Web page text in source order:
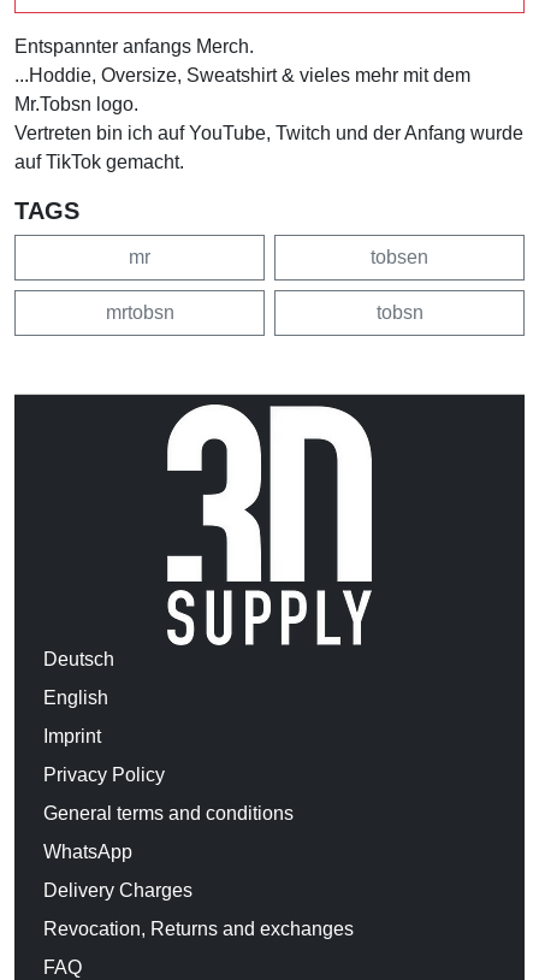
Entspannter anfangs Merch.
...Hoddie, Oversize, Sweatshirt & vieles mehr mit dem
Mr.Tobsn logo.
Vertreten bin ich auf YouTube, Twitch und der Anfang wurde
auf TikTok gemacht.
TAGS
mr tobsen
mrtobsn tobsn
Deutsch
English
Imprint
Privacy Policy
General terms and conditions
WhatsApp
Delivery Charges
Revocation, Returns and exchanges
FAQ